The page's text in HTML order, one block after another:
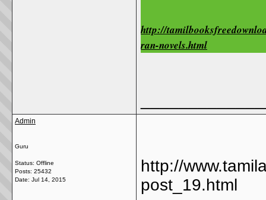
http://
ran-novels.html
Admin
Guru
Status: Offline
Posts: 25432
Date: Jul 14, 2015
http://
post_19.html